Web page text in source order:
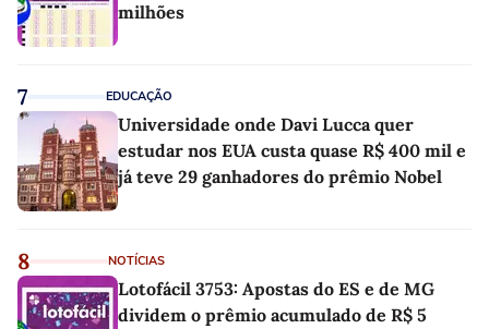
milhões
7 EDUCAÇÃO
Universidade onde Davi Lucca quer
estudar nos EUA custa quase R$ 400 mil e
já teve 29 ganhadores do prêmio Nobel
8 NOTÍCIAS
Lotofácil 3753: Apostas do ES e de MG
dividem o prêmio acumulado de R$ 5